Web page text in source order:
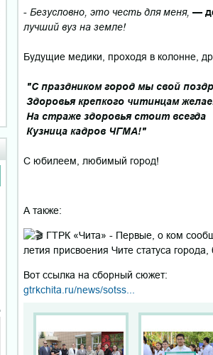
- Безусловно, это честь для меня, —
лучший вуз на земле!
Будущие медики, проходя в колонне,
"С праздником город мы свой
Здоровья крепкого читинцам
На страже здоровья стоит всегда
Кузница кадров ЧГМА!"
С юбилеем, любимый город!
А также:
ГТРК «Чита» - Первые, о ком
летия присвоения Чите статуса
Вот ссылка на сборный сюжет:
gtrkchita.ru/news/sotss...